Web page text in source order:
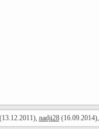
nadji28(16.09.2014),